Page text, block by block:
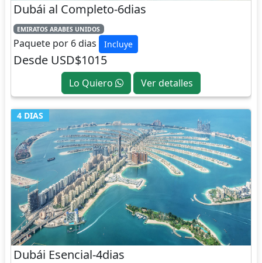
Dubái al Completo-6dias
EMIRATOS ARABES UNIDOS
Paquete por 6 dias Incluye
Desde USD$1015
Lo Quiero Ver detalles
4 DIAS
Dubái Esencial-4dias